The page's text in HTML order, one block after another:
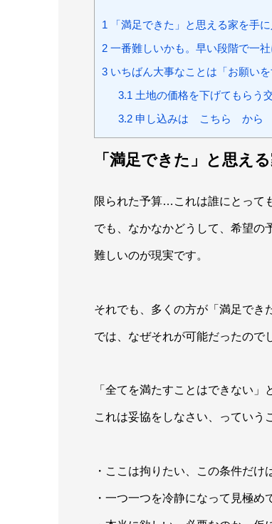
1 「満足できた」と思える家を手
2 一番難しいかも。早い段階で一
3 いちばん大事なことは「お願いを
3.1 土地の価格を下げてもらう
3.2申し込みは こちら から
「満足できた」と思え
限られた予算…これは誰にとって
でも、なかなかどうして、希望の
難しいのが現実です。
それでも、多くの方が「満足でき
では、なぜそれが可能だったので
「全てを満たすことはできない」
これは妥協をしなさい、っていう
・ここは拘りたい、この条件だけ
・一つ一つを冷静になって見極め